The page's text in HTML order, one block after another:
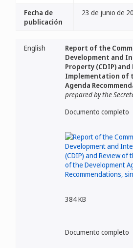
Fecha de
publicación
23 de junio de
English
Report of the
Development and
Property (CDIP)
Implementation of
Agenda
prepared by the
Documento completo
384 KB
Documento completo